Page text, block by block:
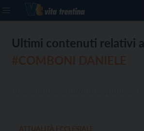
Ultimi contenuti relativi a